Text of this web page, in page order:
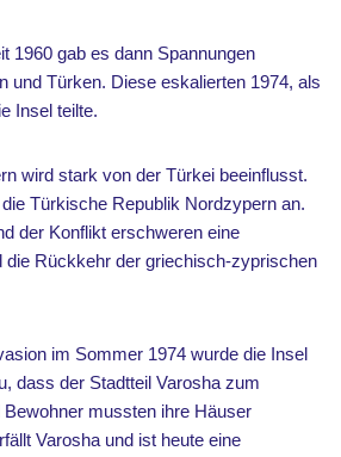
1960 gab es dann Spannungen
und Türken. Diese eskalierten 1974, als
Insel teilte.
wird stark von der Türkei beeinflusst.
Türkische Republik Nordzypern an.
der Konflikt erschweren eine
die Rückkehr der griechisch-zyprischen
im Sommer 1974 wurde die Insel
dass der Stadtteil Varosha zum
mussten ihre Häuser
Varosha und ist heute eine